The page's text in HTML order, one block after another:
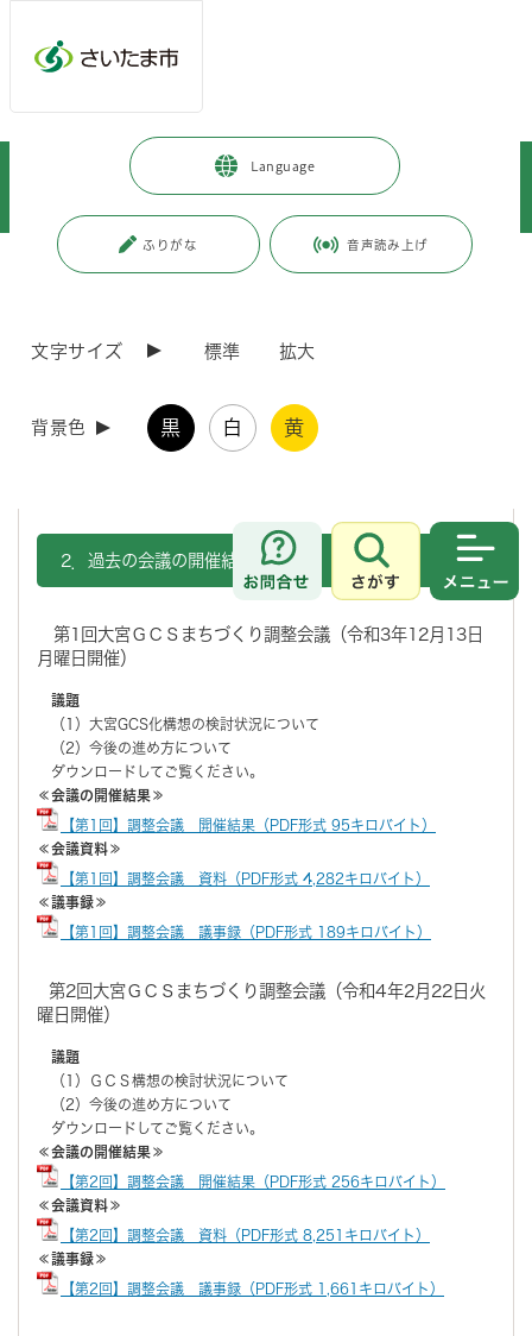
Language
ふりがな 音声読み上げ
文字サイズ 標準 拡大
背景色 黒 白 黄
お問合せ
さがす
市政情報 情報公開の総合的な推進
附属機関及び協議会等
附属機関及び協議会等の開催結果
更新日付：2026年2月9日 / ページ番号：C085190
結果
1. 最新の会議開催情報
2．過去の会議の開催結果、議事録
第1回大宮ＧＣＳまちづくり調整会議（令和3年12月13日
月曜日開催）
議題
（1）大宮GCS化構想の検討状況について
（2）今後の進め方について
ダウンロードしてご覧ください。
≪会議の開催結果≫
【第1回】調整会議 開催結果（PDF形式 95キロバイト）
≪会議資料≫
【第1回】調整会議 資料（PDF形式 4,282キロバイト）
≪議事録≫
【第1回】調整会議 議事録（PDF形式 189キロバイト）
第2回大宮ＧＣＳまちづくり調整会議（令和4年2月22日火
曜日開催）
議題
（1）ＧＣＳ構想の検討状況について
（2）今後の進め方について
ダウンロードしてご覧ください。
≪会議の開催結果≫
【第2回】調整会議 開催結果（PDF形式 256キロバイト）
≪会議資料≫
【第2回】調整会議 資料（PDF形式 8,251キロバイト）
≪議事録≫
【第2回】調整会議 議事録（PDF形式 1,661キロバイト）